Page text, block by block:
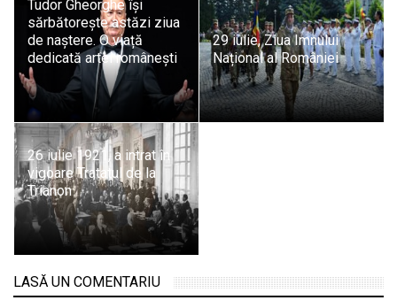
Tudor Gheorghe își
sărbătorește astăzi ziua
de naștere. O viață
dedicată artei românești
29 iulie, Ziua Imnului
Național al României
26 iulie 1921, a intrat în
vigoare Tratatul de la
Trianon
LASĂ UN COMENTARIU